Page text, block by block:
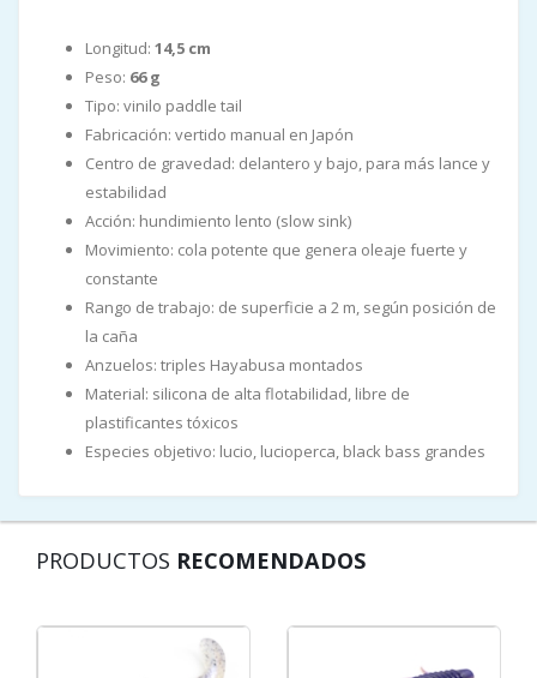
Longitud: 14,5 cm
Peso: 66 g
Tipo: vinilo paddle tail
Fabricación: vertido manual en Japón
Centro de gravedad: delantero y bajo, para más lance y
estabilidad
Acción: hundimiento lento (slow sink)
Movimiento: cola potente que genera oleaje fuerte y
constante
Rango de trabajo: de superficie a 2 m, según posición de
la caña
Anzuelos: triples Hayabusa montados
Material: silicona de alta flotabilidad, libre de
plastificantes tóxicos
Especies objetivo: lucio, lucioperca, black bass grandes
PRODUCTOS RECOMENDADOS